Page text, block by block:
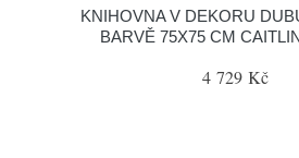
KNIHOVNA V DEKORU
BARVĚ 75X75 CM
4 729 Kč